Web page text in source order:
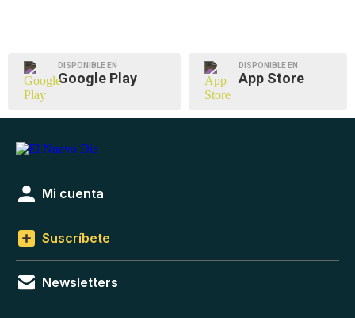
DISPONIBLE EN
Google Play
DISPONIBLE EN
App Store
Mi cuenta
Suscríbete
Newsletters